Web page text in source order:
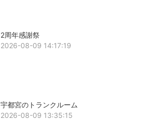
2周年感謝祭
2026-08-09 14:17:19
宇都宮のトランクルーム
2026-08-09 13:35:15